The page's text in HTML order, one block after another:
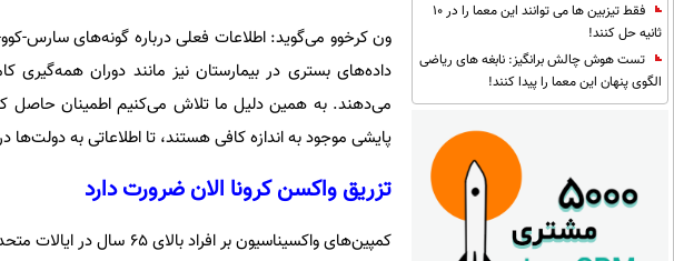
فقط تیزبین ها می توانند این معما را در 10
ثانیه حل کنند!
تست هوش چالش برانگیز: نابغه های ریاضی
الگوی پنهان این معما را پیدا کنند!
می‌دهند. به همین دلیل ما تلاش می‌کنیم اطمینان حاصل
پایشی موجود به اندازه‌ کافی هستند، تا اطلاعاتی به دولت‌ها
تزریق واکسن کرونا الان ضرورت دارد